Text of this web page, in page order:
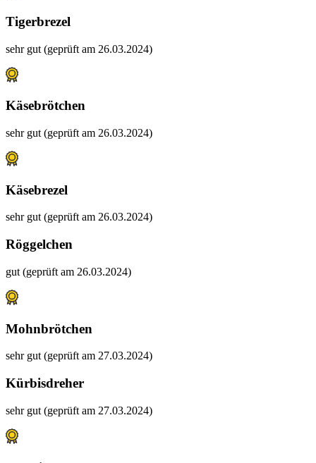
Tigerbrezel
sehr gut (geprüft am 26.03.2024)
Käsebrötchen
sehr gut (geprüft am 26.03.2024)
Käsebrezel
sehr gut (geprüft am 26.03.2024)
Röggelchen
gut (geprüft am 26.03.2024)
Mohnbrötchen
sehr gut (geprüft am 27.03.2024)
Kürbisdreher
sehr gut (geprüft am 27.03.2024)